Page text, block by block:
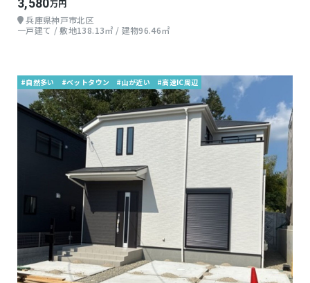
3,580万円
兵庫県神戸市北区
一戸建て / 敷地138.13㎡ / 建物96.46㎡
#自然多い #ベットタウン #山が近い #高速IC周辺